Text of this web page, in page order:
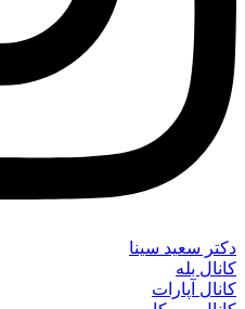
دکتر سعید سینا
کانال بله
کانال آپارات